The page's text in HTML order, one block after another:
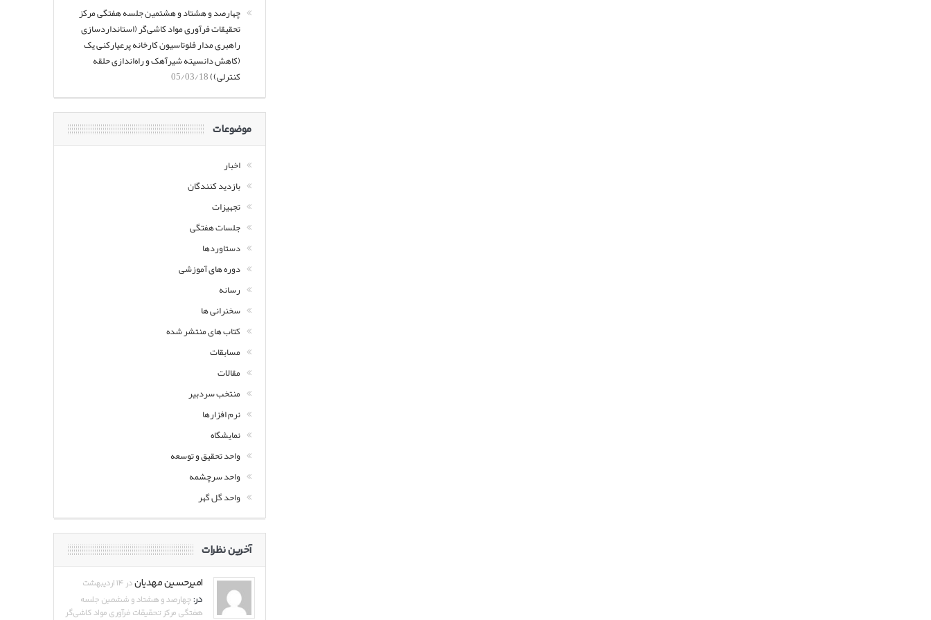
چهارصد و هشتاد و هشتمین جلسه هفتگی مرکز
تحقیقات فرآوری مواد کاشی‌گر (استانداردسازی
راهبری مدار فلوتاسیون کارخانه پرعیارکنی یک
(کاهش دانسیته شیرآهک و راه‌اندازی حلقه
کنترلی))05/03/18
موضوعات
اخبار
بازدید کنندگان
تجهیزات
جلسات هفتگی
دستاوردها
دوره های آموزشی
رسانه
سخنرانی ها
کتاب های منتشر شده
مسابقات
مقالات
منتخب سردبیر
نرم افزارها
نمایشگاه
واحد تحقیق و توسعه
واحد سرچشمه
واحد گل گهر
آخرین نظرات
امیرحسین مهدیاندر ۱۴ اردیبهشت
در:چهارصد و هشتاد و ششمین جلسه
هفتگی مرکز تحقیقات فرآوری مواد کاشی‌گر